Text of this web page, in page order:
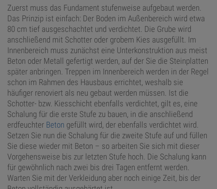
Zuerst muss das Fundament stufenweise aufgebaut werden.
Das Prinzip ist einfach: Der Boden im Außenbereich wird etwa
80 cm tief ausgeschachtet und verdichtet. Die Grube wird
anschließend mit Schotter oder grobem Kies ausgefüllt. Im
Innenbereich muss zunächst eine Unterkonstruktion aus meist
Beton oder Metall gefertigt werden, auf der Sie die Steinplatten
später anbringen. Treppen im Innenbereich werden in der Regel
schon im Rahmen des Hausbaus errichtet, weshalb sie
häufiger renoviert als neu gebaut werden müssen. Ist die
Schotter- bzw. Kiesschicht ebenfalls verdichtet, gilt es, eine
Schalung für die erste Stufe zu bauen, in die anschließend
erdfeuchter Beton gefüllt wird, der ebenfalls verdichtet wird.
Setzen Sie nun die Schalung für die zweite Stufe auf und füllen
Sie diese wieder mit Beton – so arbeiten Sie sich mit dieser
Vorgehensweise bis zur letzten Stufe hoch. Die Schalung kann
für gewöhnlich nach zwei bis drei Tagen entfernt werden.
Warten Sie mit der Verkleidung aber noch einige Zeit, bis der